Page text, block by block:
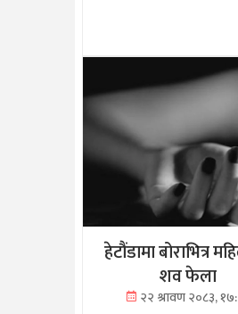
हेटौंडामा बोराभित्र
शव फेला
२२ श्रावण २०८३,